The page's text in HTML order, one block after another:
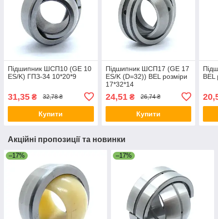
Підшипник ШСП10 (GE 10
ES/K) ГПЗ-34 10*20*9
31,35 ₴ 32,78 ₴
Купити
Підшипник ШСП17 (GE 17
ES/K (D=32)) BEL розміри
17*32*14
24,51₴ 26,74 ₴
Купити
BEL
Акційні пропозиції та новинки
–17% –17%